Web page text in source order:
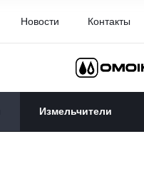
Новости Контакты
Измельчители